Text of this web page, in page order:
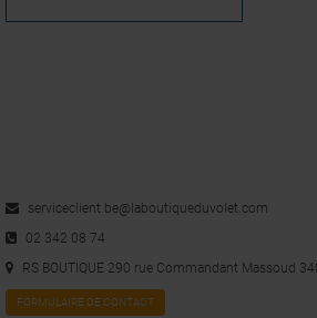
serviceclient.be@laboutiqueduvolet.com
02 342 08 74
RS BOUTIQUE 290 rue Commandant Massoud
FORMULAIRE DE CONTACT